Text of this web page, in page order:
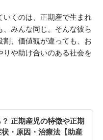
いくのは、正期産で生まれ
みんな同じ。そんな彼ら
、価値観が違っても、お
や助け合いのある社会を
正期産児の特徴や正期
・原因・治療法【助産